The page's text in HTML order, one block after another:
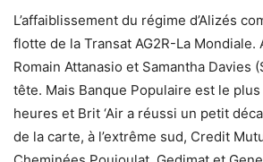
L’affaiblissement du régime d’Alizés
flotte de la Transat AG2R-La Mondiale.
Romain Attanasio et Samantha Davies
tête. Mais Banque Populaire est le
heures et Brit ‘Air a réussi un petit
de la carte, à l’extrême sud, Credit